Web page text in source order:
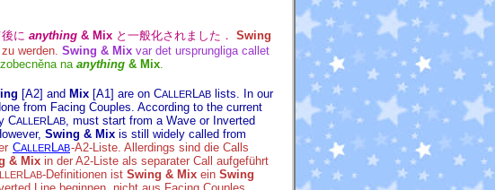
に anything & Mix と一般化されました． Swing
zu werden. Swing & Mix var det ursprungliga callet
na anything & Mix
[A2] and Mix [A1] are on CALLERL AB lists. In our
from Facing Couples. According to the current
CALLERL AB
, must start from a Wave or Inverted
Swing & Mix is still widely called from
CALLERL AB-A2-Liste. Allerdings sind die Calls
& Mix in der A2-Liste als separater Call aufgeführt
L AB-Definitionen ist Swing & Mix ein Swing